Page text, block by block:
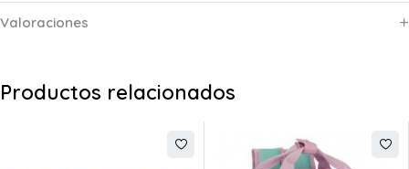
Valoraciones
Productos relacionados